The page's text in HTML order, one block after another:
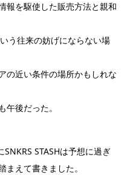
報を駆使した販売方法と親和
う往来の妨げにならない場
の近い条件の場所かもしれな
後だった。
SNKRS STASHは予想に過ぎ
えて書きました。